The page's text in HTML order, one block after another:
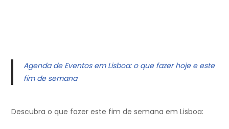
Agenda de Eventos em Lisboa: o que fazer hoje e este
fim de semana
Descubra o que fazer este fim de semana em Lisboa: